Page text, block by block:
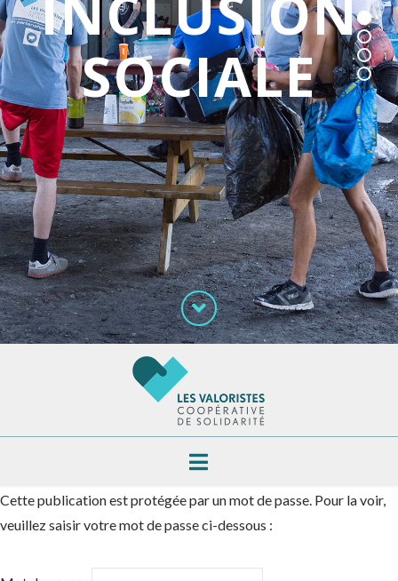
SOCIALE
Navigation
Cette publication est protégée par un mot de passe. Pour la voir,
veuillez saisir votre mot de passe ci-dessous :